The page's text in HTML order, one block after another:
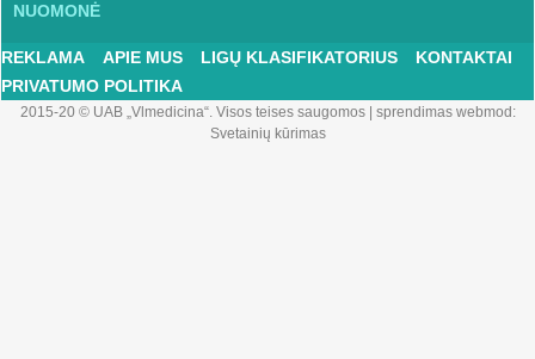
NUOMONĖ
REKLAMA APIE MUS LIGŲ KLASIFIKATORIUS
KONTAKTAI
PRIVATUMO POLITIKA
2015-20 © UAB „Vlmedicina“. Visos teises saugomos| sprendimas webmod:
Svetainių kūrimas